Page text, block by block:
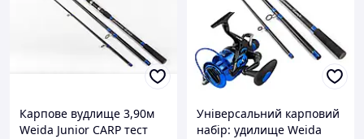
Карпове вудлище 3,90м
Weida Junior CARP тест
Універсальний карповий
набір: удилище Weida